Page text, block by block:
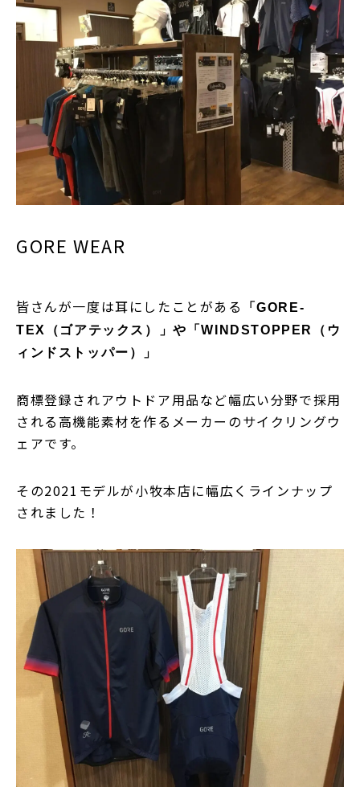
GORE WEAR
皆さんが一度は耳にしたことがある
「GORE-
TEX（ゴアテックス）」や「WINDSTOPPER（ウ
ィンドストッパー）」
商標登録されアウトドア用品など幅広い分野で採用
される高機能素材を作るメーカーのサイクリングウ
ェアです。
その2021モデルが小牧本店に幅広くラインナップ
されました！